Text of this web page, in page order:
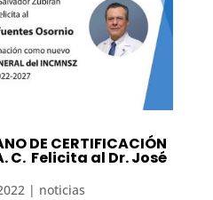
DE CERTIFICACIÓN
C. Felicita al Dr. José
| noticias